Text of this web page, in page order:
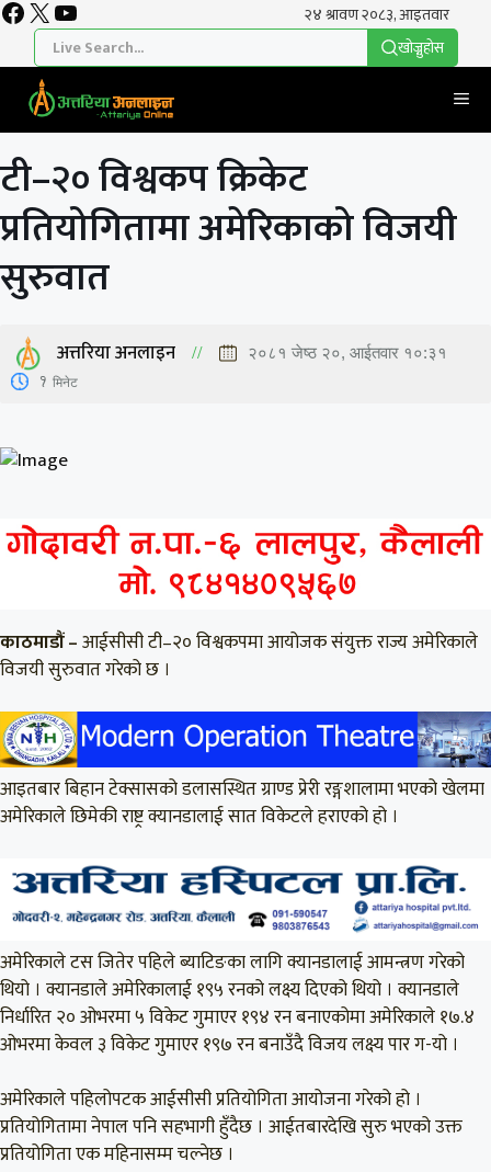
Skip
content
Facebook
X YouTube
खाेज्नुहाेस
टी–२० विश्वकप क्रिकेट
प्रतियोगितामा अमेरिकाको विजयी
सुरुवात
अत्तरिया अनलाइन २०८१ जेष्ठ २०, आईतवार १०:३१
1 मिनेट
काठमाडौं –आईसीसी टी–२० विश्वकपमा आयोजक संयुक्त राज्य अमेरिकाले
विजयी सुरुवात गरेको छ ।
आइतबार बिहान टेक्सासको डलासस्थित ग्राण्ड प्रेरी रङ्गशालामा भएको खेलमा
अमेरिकाले छिमेकी राष्ट्र क्यानडालाई सात विकेटले हराएको हो ।
अमेरिकाले टस जितेर पहिले ब्याटिङका लागि क्यानडालाई आमन्त्रण गरेको
थियो । क्यानडाले अमेरिकालाई १९५ रनको लक्ष्य दिएको थियो । क्यानडाले
निर्धारित २० ओभरमा ५ विकेट गुमाएर १९४ रन बनाएकोमा अमेरिकाले १७.४
ओभरमा केवल ३ विकेट गुमाएर १९७ रन बनाउँदै विजय लक्ष्य पार ग-यो ।
अमेरिकाले पहिलोपटक आईसीसी प्रतियोगिता आयोजना गरेको हो ।
प्रतियोगितामा नेपाल पनि सहभागी हुँदैछ । आईतबारदेखि सुरु भएको उक्त
प्रतियोगिता एक महिनासम्म चल्नेछ ।